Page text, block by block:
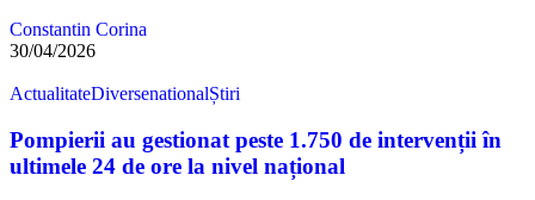
Constantin Corina
30/04/2026
ActualitateDiversenationalȘtiri
Pompierii au gestionat peste 1.750 de intervenții în
ultimele 24 de ore la nivel național